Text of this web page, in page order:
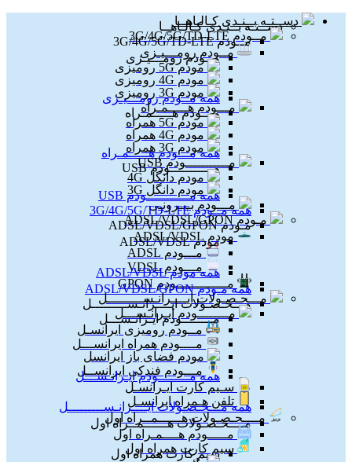
دســتـه بــنـدی کـالـاهــا
دســتـه بــنـدی کـالـاهــا
مــودم 3G/4G/5G/TD-LTEمــودم 3G/4G/5G/TD-LTE
مــودم رومـــیـزی
مــودم رومـــیـزی
مودم 5G رومیزی
مودم 4G رومیزی
مودم 3G رومیزی
همه مــودم رومـــیـزی
مـــودم هـــــمـراه
مـــودم هـــــمـراه
مودم 5G همراه
مودم 4G همراه
مودم 3G همراه
همه مـــودم هـــــمـراه
مـــــــــــودم USB
مـــــــــــودم USB
مودم دانگل 4G
مودم دانگل 3G
همه مـــــــــــودم USB
مـــودم بـیـرونـی
همه مــودم 3G/4G/5G/TD-LTE
مـودم ADSL/VDSL/GPONمـودم ADSL/VDSL/GPON
مودم ADSL/VDSLمودم ADSL/VDSL
مـــودم ADSL
مـــودم VDSL
همه مودم ADSL/VDSL
مـــــــــــــودم GPON
همه مـودم ADSL/VDSL/GPON
مـــحـصـولات ایــــرانـســـــــــل
مـــحـصـولات ایــــرانـســـــــــل
مــــــــودم ایـرانـســـل
مــــــــودم ایـرانـســـل
مــودم رومیزی ایرانسـل
مــــودم همراه ایرانســـل
مودم فضای باز ایرانسل
مـــودم فندکی ایرانســل
همه مــــــــودم ایـرانـســـل
سـیم کارت ایـرانسـل
تلفن هـمراه ایرانسـل
همه مـــحـصـولات ایــــرانـســـــــــل
مــــحـصـولات هــــــمــراه اول
مــــحـصـولات هــــــمــراه اول
مـــــودم هــــمـراه اول
سیم کارت همراه اول
سیم کارت همراه اول